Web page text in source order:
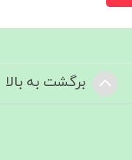
برگشت به بالا